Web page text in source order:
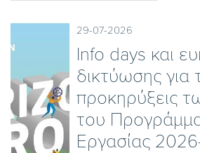
29-07-2026
Ιnfo days και
δικτύωσης για
προκηρύξεις
του
Εργασίας